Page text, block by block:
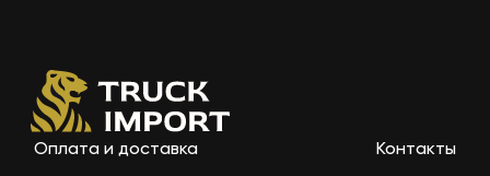
Оплата и доставка Контакты